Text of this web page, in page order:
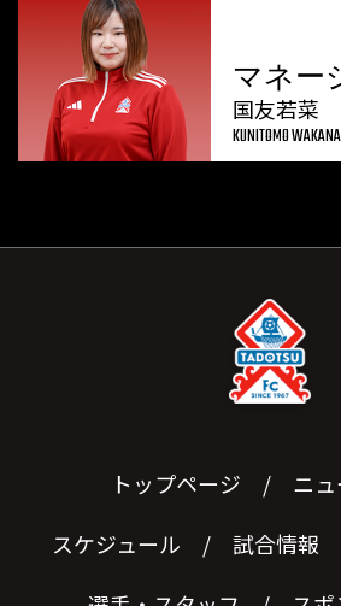
マネー
国友若菜
KUNITOMO WAKANA
トップページ
ニ
スケジュール
試合情報